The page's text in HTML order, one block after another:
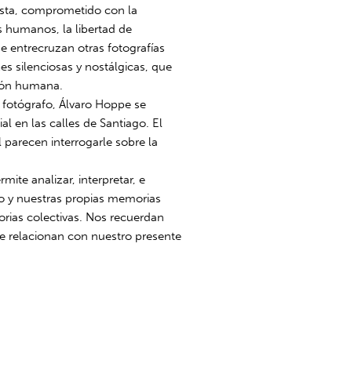
comprometido con la
humanos, la libertad de
entrecruzan otras fotografías
silenciosas y nostálgicas, que
humana.
Álvaro Hoppe se
en las calles de Santiago. El
interrogarle sobre la
analizar, interpretar, e
nuestras propias memorias
colectivas. Nos recuerdan
relacionan con nuestro presente